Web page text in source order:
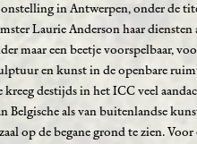
in Antwerpen, onder de
Laurie Anderson haar
maar een beetje voorspelbaar,
en kunst in de openbare
destijds in het ICC veel
als van buitenlandse
op de begane grond te zien. Voor